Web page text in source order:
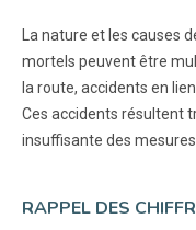
La nature et les causes
mortels peuvent être
la route, accidents en
Ces accidents résultent
insuffisante des
RAPPEL DES